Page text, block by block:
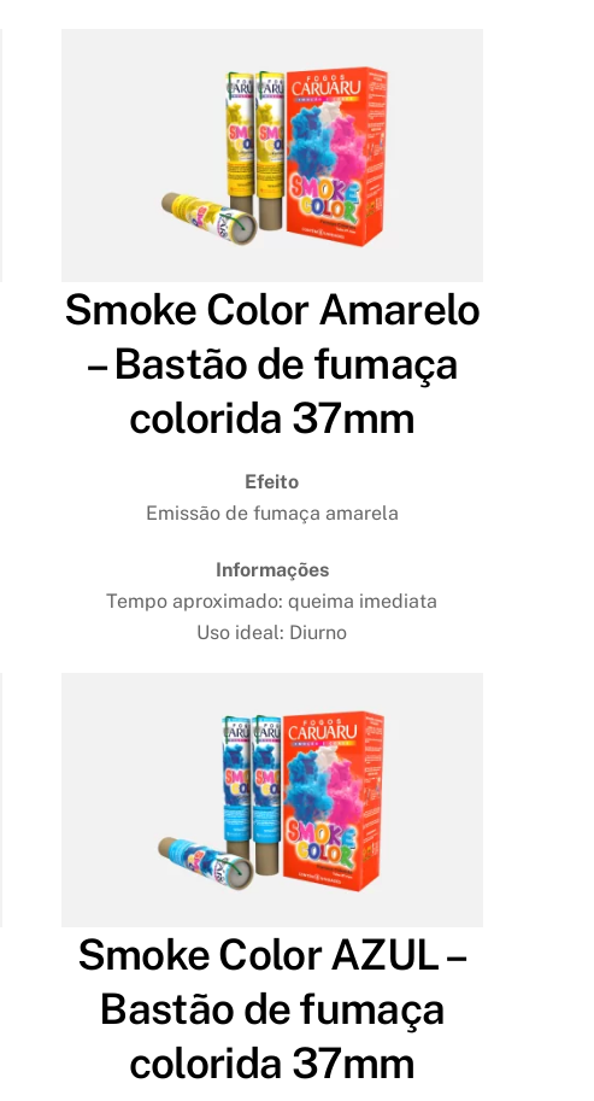
Smoke Color Amarelo
– Bastão de fumaça
colorida 37mm
Efeito
Emissão de fumaça amarela
Informações
Tempo aproximado: queima imediata
Uso ideal: Diurno
Smoke Color AZUL –
Bastão de fumaça
colorida 37mm